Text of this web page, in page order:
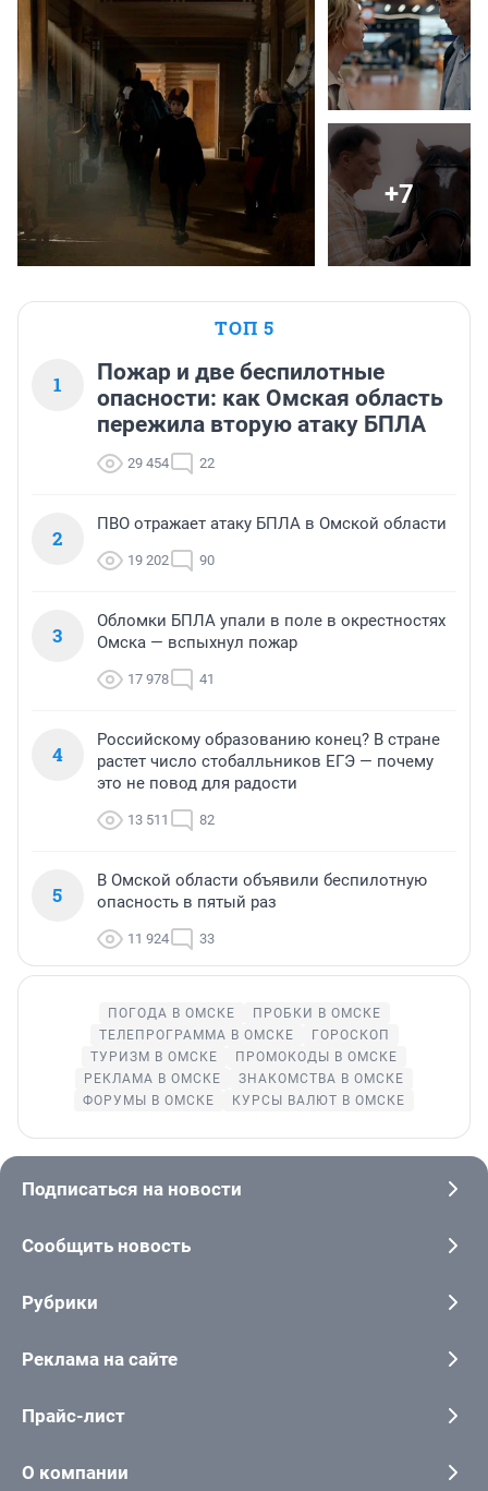
+7
ТОП 5
1
Пожар и две беспилотные
опасности: как Омская область
пережила вторую атаку БПЛА
29 454 22
2
ПВО отражает атаку БПЛА в Омской области
19 202 90
3
Обломки БПЛА упали в поле в окрестностях
Омска — вспыхнул пожар
17 978 41
4
Российскому образованию конец? В стране
растет число стобалльников ЕГЭ — почему
это не повод для радости
13 511 82
5
В Омской области объявили беспилотную
опасность в пятый раз
11 924 33
ПОГОДА В ОМСКЕ
ПРОБКИ В ОМСКЕ
ТЕЛЕПРОГРАММА В ОМСКЕ
ГОРОСКОП
ТУРИЗМ В ОМСКЕ
ПРОМОКОДЫ В ОМСКЕ
РЕКЛАМА В ОМСКЕ
ЗНАКОМСТВА В ОМСКЕ
ФОРУМЫ В ОМСКЕ
КУРСЫ ВАЛЮТ В ОМСКЕ
Подписаться на новости
Сообщить новость
Рубрики
Реклама на сайте
Прайс-лист
О компании